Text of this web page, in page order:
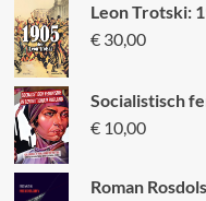
Leon Trotski:
€30,00
Socialistisch
€10,00
Roman